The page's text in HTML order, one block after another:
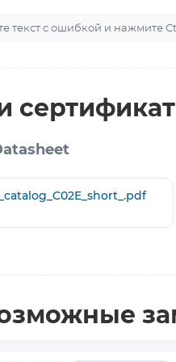
текст с ошибкой и нажмите